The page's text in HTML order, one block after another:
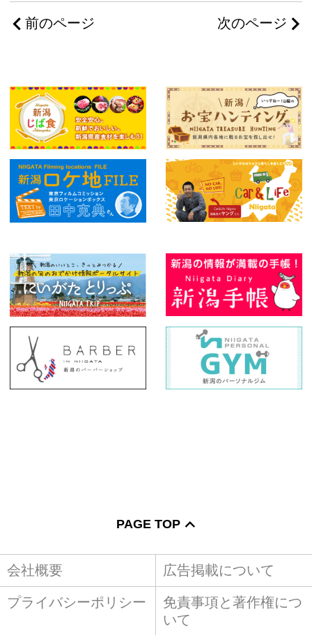
前のページ 次のページ
PAGE TOP
会社概要 広告掲載について
プライバシーポリシー
免責事項と著作権につ
いて